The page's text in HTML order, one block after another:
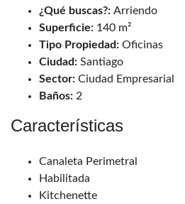
¿Qué buscas?: Arriendo
Superficie: 140 m²
Tipo Propiedad: Oficinas
Ciudad: Santiago
Sector: Ciudad Empresarial
Baños: 2
Características
Canaleta Perimetral
Habilitada
Kitchenette